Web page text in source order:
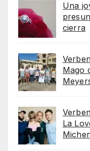
Una
cierra
Mago
La